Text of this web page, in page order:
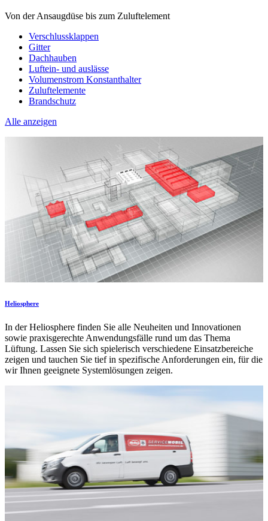
Von der Ansaugdüse bis zum Zuluftelement
Verschlussklappen
Gitter
Dachhauben
Luftein- und auslässe
Volumenstrom Konstanthalter
Zuluftelemente
Brandschutz
Alle anzeigen
Heliosphere
In der Heliosphere finden Sie alle Neuheiten und Innovationen
sowie praxisgerechte Anwendungsfälle rund um das Thema
Lüftung. Lassen Sie sich spielerisch verschiedene Einsatzbereiche
zeigen und tauchen Sie tief in spezifische Anforderungen ein, für die
wir Ihnen geeignete Systemlösungen zeigen.